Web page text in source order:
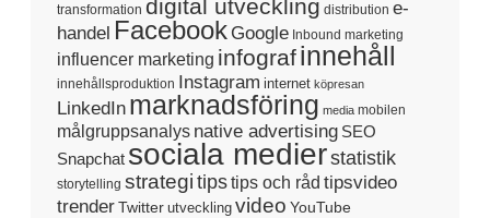
transformation digital utveckling distribution e-
handel Facebook Google Inbound marketing
influencer marketing infografinnehåll
innehållsproduktion Instagram internet köpresan
LinkedIn marknadsföring media mobilen
målgruppsanalys native advertising SEO
Snapchat sociala medierstatistik
storytelling strategi tipstips och råd tipsvideo
trenderTwitter utveckling video YouTube